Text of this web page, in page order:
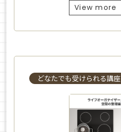
View more
どなたでも受けられる講座